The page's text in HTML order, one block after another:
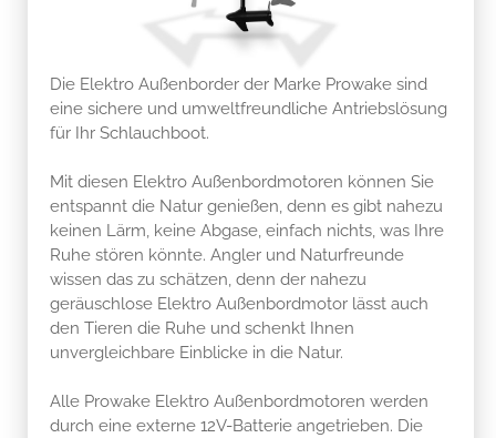
Die Elektro Außenborder der Marke Prowake sind
eine sichere und umweltfreundliche Antriebslösung
für Ihr Schlauchboot.
Mit diesen Elektro Außenbordmotoren können Sie
entspannt die Natur genießen, denn es gibt nahezu
keinen Lärm, keine Abgase, einfach nichts, was Ihre
Ruhe stören könnte. Angler und Naturfreunde
wissen das zu schätzen, denn der nahezu
geräuschlose Elektro Außenbordmotor lässt auch
den Tieren die Ruhe und schenkt Ihnen
unvergleichbare Einblicke in die Natur.
Alle Prowake Elektro Außenbordmotoren werden
durch eine externe 12V-Batterie angetrieben. Die